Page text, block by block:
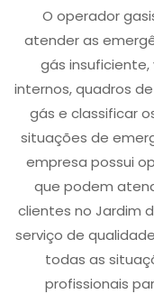
O operador
atender as
gás
internos, quadros
gás e classificar
situações de
empresa possui
que podem
clientes no Jardim
serviço de
todas as
profissionais